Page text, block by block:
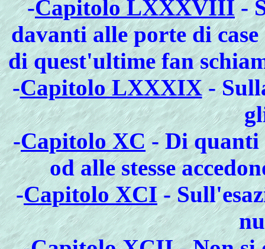
-Capitolo LXXXVIII-
davanti alle porte di
di quest'ultime fan
-Capitolo LXXXIX-
-Capitolo XC- Di quanti
od alle stesse
-Capitolo XCI-